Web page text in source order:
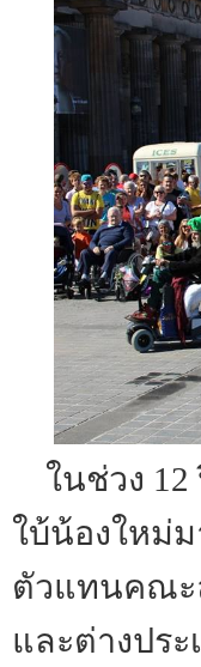
ในช่วง 12
ใบ้น้องใหม่
ตัวแทนคณะ
และต่างประ